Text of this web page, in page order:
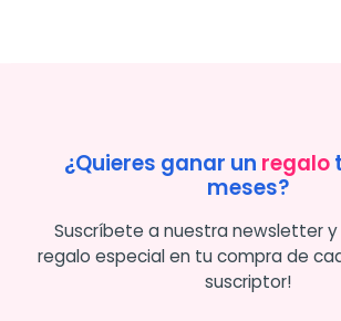
¿Quieres ganar un regalo
meses?
Suscríbete a nuestra newsletter y
regalo especial en tu compra de
suscriptor!